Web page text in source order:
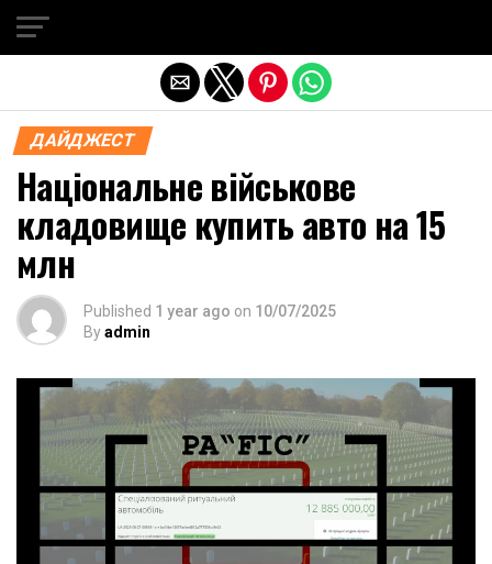
ДАЙДЖЕСТ
Національне військове
кладовище купить авто на 15
млн
Published 1 year ago on 10/07/2025
Byadmin